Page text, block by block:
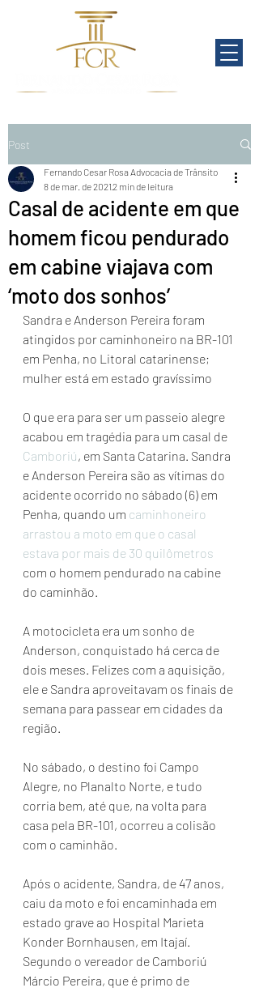
Post
Casal de acidente em que
homem ficou pendurado
em cabine viajava com
‘moto dos sonhos’
Fernando Cesar Rosa Advocacia de Trânsito
8 de mar. de 20212 min de leitura
Sandra e Anderson Pereira foram
atingidos por caminhoneiro na BR-101
em Penha, no Litoral catarinense;
mulher está em estado gravíssimo
O que era para ser um passeio alegre
acabou em tragédia para um casal de
Camboriú, em Santa Catarina. Sandra
e Anderson Pereira são as vítimas do
acidente ocorrido no sábado (6) em
Penha, quando um caminhoneiro
arrastou a moto em que o casal
estava por mais de 30 quilômetros
com o homem pendurado na cabine
do caminhão.
A motocicleta era um sonho de
Anderson, conquistado há cerca de
dois meses. Felizes com a aquisição,
ele e Sandra aproveitavam os finais de
semana para passear em cidades da
região.
No sábado, o destino foi Campo
Alegre, no Planalto Norte, e tudo
corria bem, até que, na volta para
casa pela BR-101, ocorreu a colisão
com o caminhão.
Após o acidente, Sandra, de 47 anos,
caiu da moto e foi encaminhada em
estado grave ao Hospital Marieta
Konder Bornhausen, em Itajaí.
Segundo o vereador de Camboriú
Márcio Pereira, que é primo de